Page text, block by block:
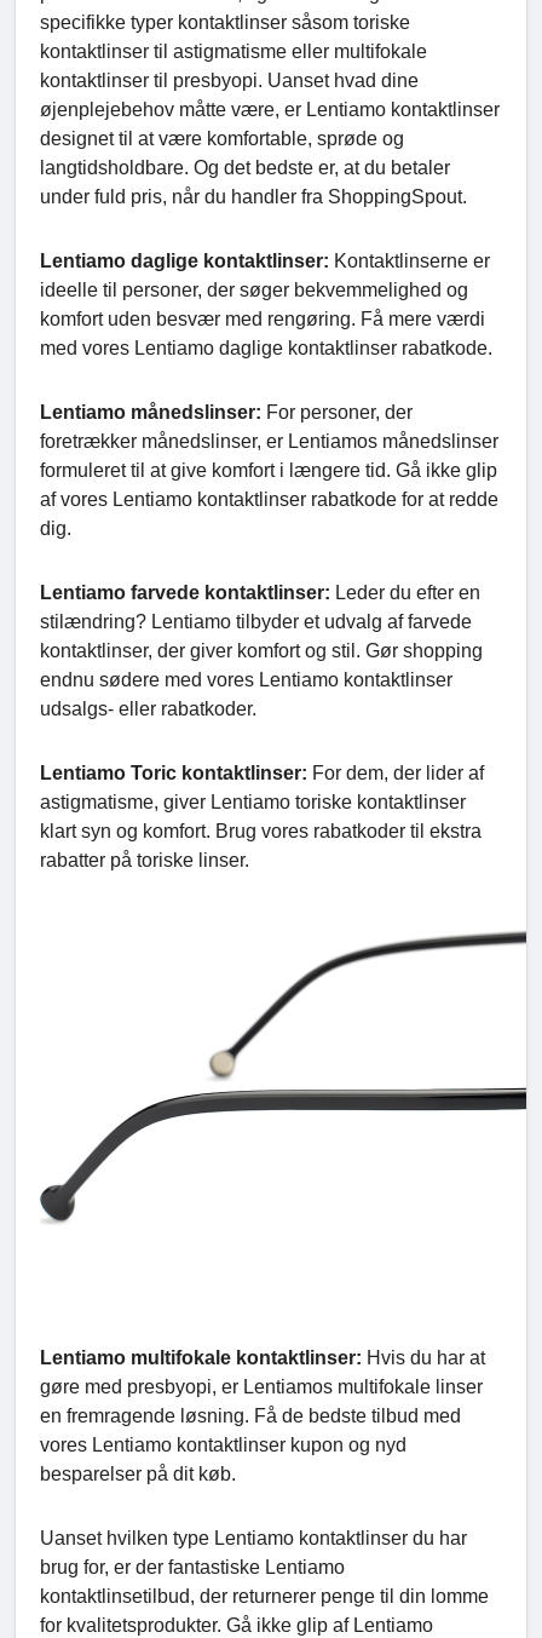
specifikke typer kontaktlinser såsom toriske
kontaktlinser til astigmatisme eller multifokale
kontaktlinser til presbyopi. Uanset hvad dine
øjenplejebehov måtte være, er Lentiamo kontaktlinser
designet til at være komfortable, sprøde og
langtidsholdbare. Og det bedste er, at du betaler
under fuld pris, når du handler fra ShoppingSpout.
Lentiamo daglige kontaktlinser: Kontaktlinserne er
ideelle til personer, der søger bekvemmelighed og
komfort uden besvær med rengøring. Få mere værdi
med vores Lentiamo daglige kontaktlinser rabatkode.
Lentiamo månedslinser: For personer, der
foretrækker månedslinser, er Lentiamos månedslinser
formuleret til at give komfort i længere tid. Gå ikke glip
af vores Lentiamo kontaktlinser rabatkode for at redde
dig.
Lentiamo farvede kontaktlinser: Leder du efter en
stilændring? Lentiamo tilbyder et udvalg af farvede
kontaktlinser, der giver komfort og stil. Gør shopping
endnu sødere med vores Lentiamo kontaktlinser
udsalgs- eller rabatkoder.
Lentiamo Toric kontaktlinser: For dem, der lider af
astigmatisme, giver Lentiamo toriske kontaktlinser
klart syn og komfort. Brug vores rabatkoder til ekstra
rabatter på toriske linser.
Lentiamo multifokale kontaktlinser: Hvis du har at
gøre med presbyopi, er Lentiamos multifokale linser
en fremragende løsning. Få de bedste tilbud med
vores Lentiamo kontaktlinser kupon og nyd
besparelser på dit køb.
Uanset hvilken type Lentiamo kontaktlinser du har
brug for, er der fantastiske Lentiamo
kontaktlinsetilbud, der returnerer penge til din lomme
for kvalitetsprodukter. Gå ikke glip af Lentiamo